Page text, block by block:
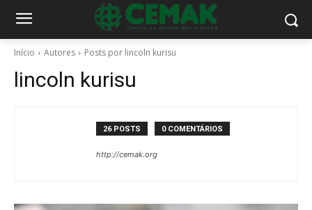
Início Autores Posts por lincoln kurisu
lincoln kurisu
26 POSTS 0 COMENTÁRIOS
http://cemak.org